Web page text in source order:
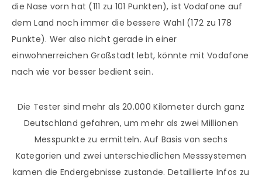
die Nase vorn hat (111 zu 101 Punkten), ist Vodafone auf
dem Land noch immer die bessere Wahl (172 zu 178
Punkte). Wer also nicht gerade in einer
einwohnerreichen Großstadt lebt, könnte mit Vodafone
nach wie vor besser bedient sein.
Die Tester sind mehr als 20.000 Kilometer durch ganz
Deutschland gefahren, um mehr als zwei Millionen
Messpunkte zu ermitteln. Auf Basis von sechs
Kategorien und zwei unterschiedlichen Messsystemen
kamen die Endergebnisse zustande. Detaillierte Infos zu